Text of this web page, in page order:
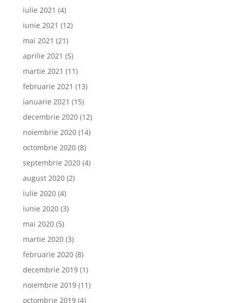
iulie 2021 (4)
iunie 2021 (12)
mai 2021 (21)
aprilie 2021 (5)
martie 2021 (11)
februarie 2021 (13)
ianuarie 2021 (15)
decembrie 2020(12)
noiembrie 2020(14)
octombrie 2020(8)
septembrie 2020(4)
august 2020(2)
iulie 2020(4)
iunie 2020(3)
mai 2020(5)
martie 2020(3)
februarie 2020(8)
decembrie 2019(1)
noiembrie 2019(11)
octombrie 2019(4)